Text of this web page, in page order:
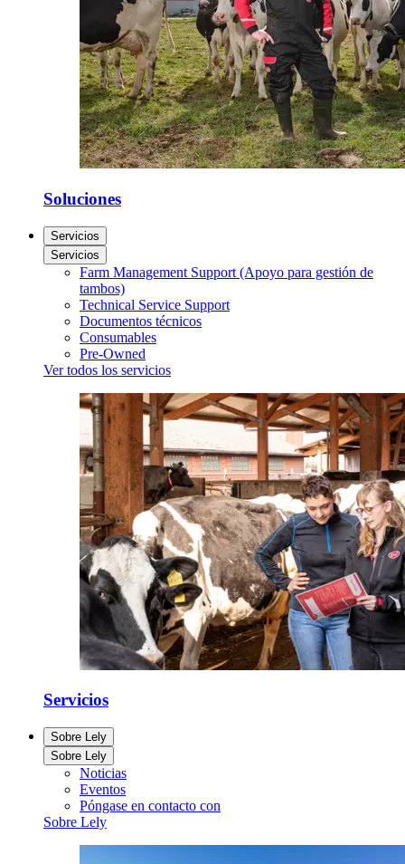
Soluciones
Servicios
Servicios
Farm Management Support (Apoyo para gestión de
tambos)
Technical Service Support
Documentos técnicos
Consumables
Pre-Owned
Ver todos los servicios
Servicios
Sobre Lely
Sobre Lely
Noticias
Eventos
Póngase en contacto con
Sobre Lely